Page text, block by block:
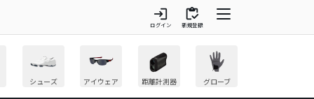
login
ログイン
inventory
新規登録
シューズ アイウェア 距離計測器 グローブ